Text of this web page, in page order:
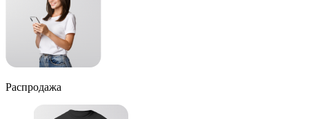
Распродажа